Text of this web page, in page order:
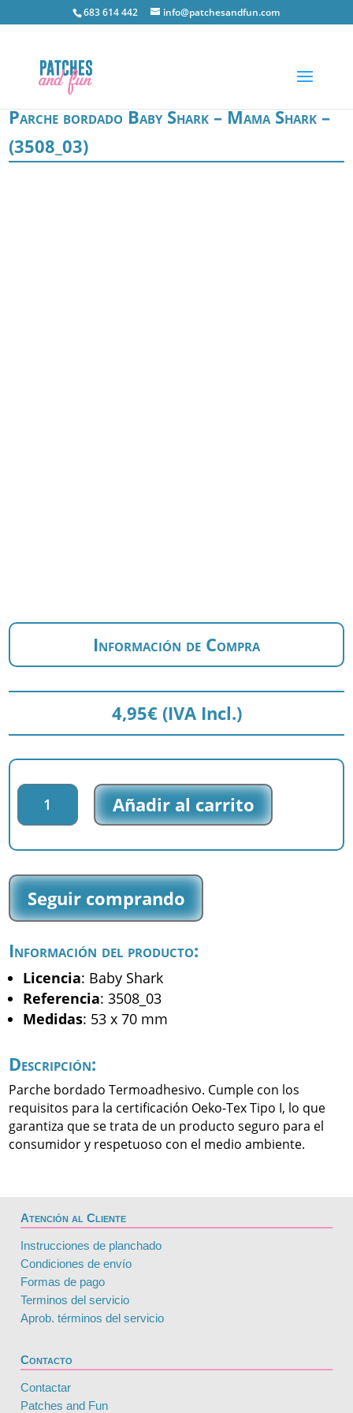
683 614 442 info@patchesandfun.com
Parche bordado Baby Shark – Mama Shark –
(3508_03)
Información de Compra
4,95€ (IVA Incl.)
Parche
bordado
Baby
Shark
Mama
Shark
-
cantidad
Añadir al carrito
Seguir comprando
Información del producto:
Licencia: Baby Shark
Referencia: 3508_03
Medidas: 53 x 70 mm
Descripción:
Parche bordado Termoadhesivo. Cumple con los
requisitos para la certificación Oeko-Tex Tipo I, lo que
garantiza que se trata de un producto seguro para el
consumidor y respetuoso con el medio ambiente.
Atención al Cliente
Instrucciones de planchado
Condiciones de envío
Formas de pago
Terminos del servicio
Aprob. términos del servicio
Contacto
Contactar
Patches and Fun